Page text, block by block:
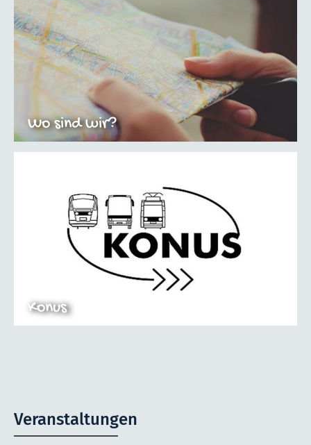
Wo sind wir?
Konus
Veranstaltungen